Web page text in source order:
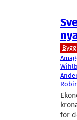
för